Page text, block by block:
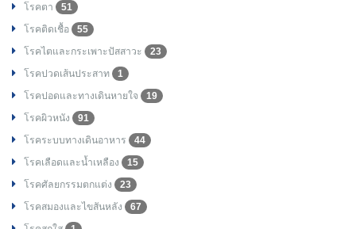
โรคตา
51
โรคติดเชื้อ
55
โรคไตและกระเพาะปัสสาวะ
23
โรคปวดเส้นประสาท
1
โรคปอดและทางเดินหายใจ
19
โรคผิวหนัง
91
โรคระบบทางเดินอาหาร
44
โรคเลือดและน้ำเหลือง
15
โรคศัลยกรรมตกแต่ง
23
โรคสมองและไขสันหลัง
67